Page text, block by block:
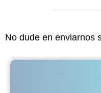
No dude en enviarnos